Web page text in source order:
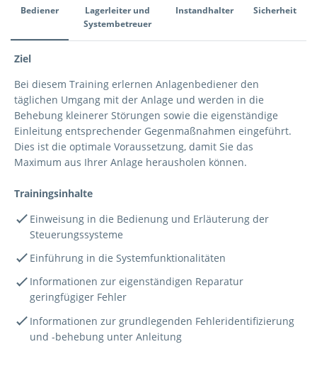
Bediener
Lagerleiter und
Systembetreuer
Instandhalter Sicherheit
Bediener
Ziel
Bei diesem Training erlernen Anlagenbediener den
täglichen Umgang mit der Anlage und werden in die
Behebung kleinerer Störungen sowie die eigenständige
Einleitung entsprechender Gegenmaßnahmen eingeführt.
Dies ist die optimale Voraussetzung, damit Sie das
Maximum aus Ihrer Anlage herausholen können.
Trainingsinhalte
Einweisung in die Bedienung und Erläuterung der
Steuerungssysteme
Einführung in die Systemfunktionalitäten
Informationen zur eigenständigen Reparatur
geringfügiger Fehler
Informationen zur grundlegenden Fehleridentifizierung
und -behebung unter Anleitung